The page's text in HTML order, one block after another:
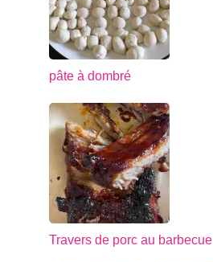
pâte à dombré
Travers de porc au barbecue